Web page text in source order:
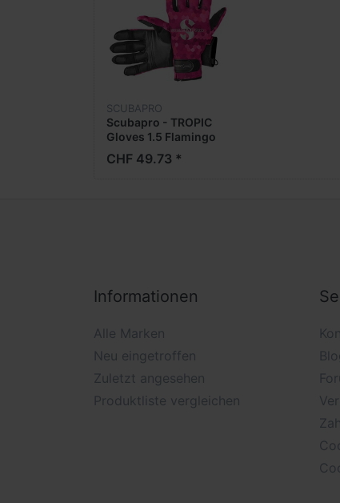
SCUBAPRO
Scubapro - TROPIC
Gloves 1.5 Flamingo
CHF 49.73 *
Informationen
Alle Marken
Neu eingetroffen
Zuletzt angesehen
Produktliste vergleichen